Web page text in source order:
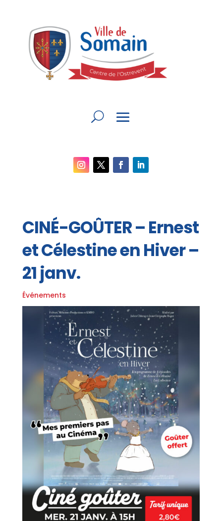
CINÉ-GOÛTER – Ernest
et Célestine en Hiver –
21 janv.
Événements